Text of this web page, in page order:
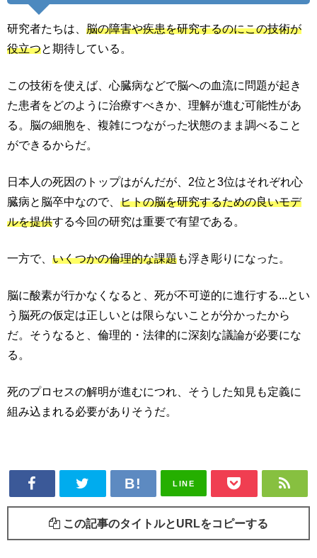
研究者たちは、 脳の障害や疾患を研究するのにこの技術が
役立つと期待している。
この技術を使えば、心臓病などで脳への血流に問題が起き
た患者をどのように治療すべきか、理解が進む可能性があ
る。脳の細胞を、複雑につながった状態のまま調べること
ができるからだ。
日本人の死因のトップはがんだが、2位と3位はそれぞれ心
臓病と脳卒中なので、 ヒトの脳を研究するための良いモデ
ルを提供する今回の研究は重要で有望である。
一方で、 いくつかの倫理的な課題も浮き彫りになった。
脳に酸素が行かなくなると、死が不可逆的に進行する...とい
う脳死の仮定は正しいとは限らないことが分かったから
だ。そうなると、倫理的・法律的に深刻な議論が必要にな
る。
死のプロセスの解明が進むにつれ、そうした知見も定義に
組み込まれる必要がありそうだ。
LINE
この記事のタイトルとURLをコピーする